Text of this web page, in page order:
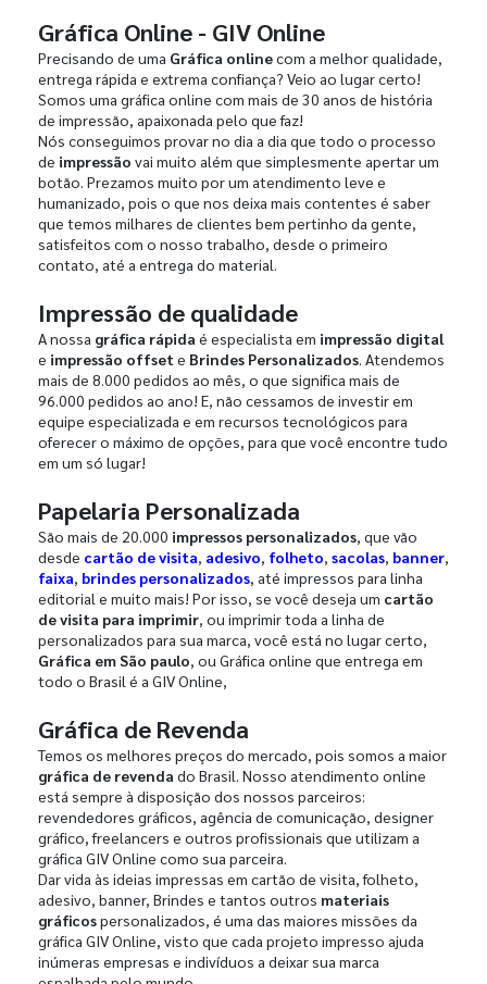
Gráfica Online - GIV Online
Precisando de uma Gráfica onlinecom a melhor qualidade,
entrega rápida e extrema confiança? Veio ao lugar certo!
Somos uma gráfica online com mais de 30 anos de história
de impressão, apaixonada pelo que faz!
Nós conseguimos provar no dia a dia que todo o processo
de impressão vai muito além que simplesmente apertar um
botão. Prezamos muito por um atendimento leve e
humanizado, pois o que nos deixa mais contentes é saber
que temos milhares de clientes bem pertinho da gente,
satisfeitos com o nosso trabalho, desde o primeiro
contato, até a entrega do material.
Impressão de qualidade
A nossa gráfica rápida é especialista em impressão digital
e impressão offset e Brindes Personalizados. Atendemos
mais de 8.000 pedidos ao mês, o que significa mais de
96.000 pedidos ao ano! E, não cessamos de investir em
equipe especializada e em recursos tecnológicos para
oferecer o máximo de opções, para que você encontre tudo
em um só lugar!
Papelaria Personalizada
São mais de 20.000 impressos personalizados, que vão
desde cartão de visita, adesivo, folheto, sacolas, banner,
faixa, brindes personalizados, até impressos para linha
editorial e muito mais! Por isso, se você deseja um cartão
de visita para imprimir, ou imprimir toda a linha de
personalizados para sua marca, você está no lugar certo,
Gráfica em São paulo, ou Gráfica online que entrega em
todo o Brasil é a GIV Online,
Gráfica de Revenda
Temos os melhores preços do mercado, pois somos a maior
gráfica de revenda do Brasil. Nosso atendimento online
está sempre à disposição dos nossos parceiros:
revendedores gráficos, agência de comunicação, designer
gráfico, freelancers e outros profissionais que utilizam a
gráfica GIV Online como sua parceira.
Dar vida às ideias impressas em cartão de visita, folheto,
adesivo, banner, Brindes e tantos outros materiais
gráficospersonalizados, é uma das maiores missões da
gráfica GIV Online, visto que cada projeto impresso ajuda
inúmeras empresas e indivíduos a deixar sua marca